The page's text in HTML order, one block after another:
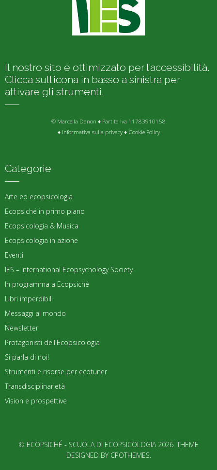
Il nostro sito è ottimizzato per l’accessibilità.
Clicca sull’icona in basso a sinistra per
attivare gli strumenti.
© Marcella Danon ♦ Partita Iva 11783910158
♦ Informativa sulla privacy♦ Cookie Policy
Categorie
Arte ed ecopsicologia
Ecopsiché in primo piano
Ecopsicologia & Musica
Ecopsicologia in azione
Eventi
IES – International Ecopsychology Society
In programma a Ecopsiché
Libri imperdibili
Messaggi al mondo
Newsletter
Protagonisti dell'Ecopsicologia
Si parla di noi!
Strumenti e risorse per ecotuner
Transdisciplinarietà
Vision e prospettive
© ECOPSICHÉ - SCUOLA DI ECOPSICOLOGIA 2026. THEME
DESIGNED BY CPOTHEMES.